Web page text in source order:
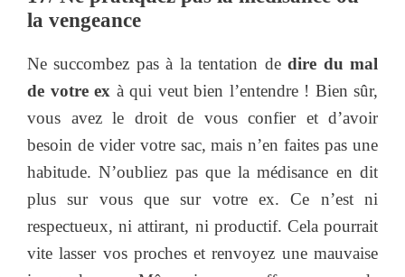
la vengeance
Ne succombez pas à la tentation dedire du mal
de votre ex à qui veut bien l’entendre ! Bien sûr,
vous avez le droit de vous confier et d’avoir
besoin de vider votre sac, mais n’en faites pas une
habitude. N’oubliez pas que la médisance en dit
plus sur vous que sur votre ex. Ce n’est ni
respectueux, ni attirant, ni productif. Cela pourrait
vite lasser vos proches et renvoyez une mauvaise